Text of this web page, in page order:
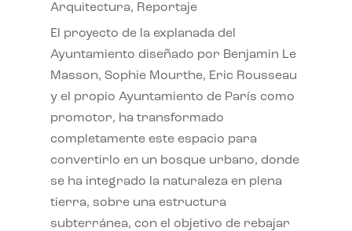
Arquitectura, Reportaje
El proyecto de la explanada del
Ayuntamiento diseñado por Benjamin Le
Masson, Sophie Mourthe, Eric Rousseau
y el propio Ayuntamiento de París como
promotor, ha transformado
completamente este espacio para
convertirlo en un bosque urbano, donde
se ha integrado la naturaleza en plena
tierra, sobre una estructura
subterránea, con el objetivo de rebajar